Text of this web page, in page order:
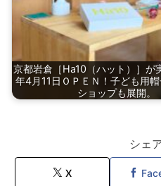
京都岩倉［Ha10（ハット）］が
年4月11日ＯＰＥＮ！子ども用
ショップも展開。
シェ
X